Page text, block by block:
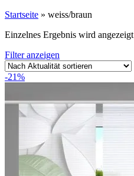
Startseite » weiss/braun
Einzelnes Ergebnis wird angezeigt
Filter anzeigen
-21%